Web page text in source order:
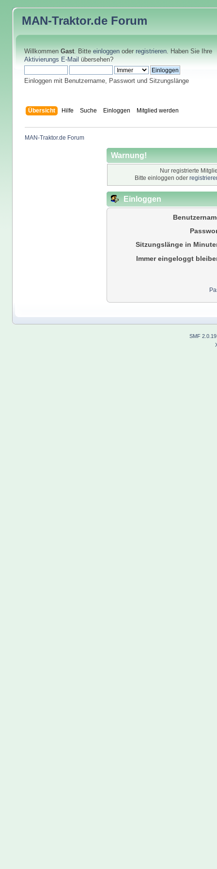
MAN-Traktor.de Forum
Willkommen Gast. Bitte einloggenoder registrieren. Haben Sie Ihre
Aktivierungs E-Mail übersehen?
Einloggen mit Benutzername, Passwort und Sitzungslänge
Übersicht Hilfe Suche Einloggen Mitglied werden
MAN-Traktor.de Forum
Warnung!
Nur registrierte
Bitte einloggen oder
Einloggen
Sitzungslänge in
Immer eingeloggt
SMF 2.0.19